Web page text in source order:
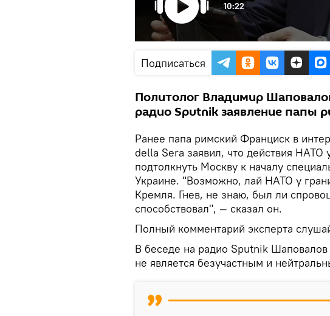
10:22
Подписаться
Политолог Владимир
радио Sputnik заявление папы
Ранее папа римский Франциск в
della Sera заявил, что действия НАТО
подтолкнуть Москву к началу
Украине. "Возможно, лай НАТО у
Кремля. Гнев, не знаю, был ли
способствовал", — сказал он.
Полный комментарий эксперта
В беседе на радио Sputnik
не является безучастным и